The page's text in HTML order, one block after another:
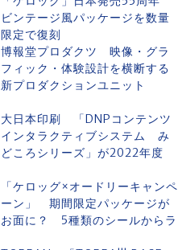
ビンテージ風パッケージを数量
限定で復刻
博報堂プロダクツ 映像・グラ
フィック・体験設計を横断する
新プロダクションユニット
大日本印刷 「DNPコンテンツ
インタラクティブシステム み
どころシリーズ」が2022年度
「ケロッグ×オードリーキャンペ
ーン」 期間限定パッケージが
お面に？ 5種類のシールからラ